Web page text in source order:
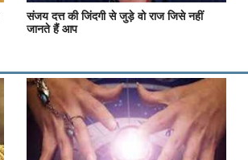
संजय दत्त की जिंदगी से जुड़े वो राज जिसे नहीं
जानते हैं आप